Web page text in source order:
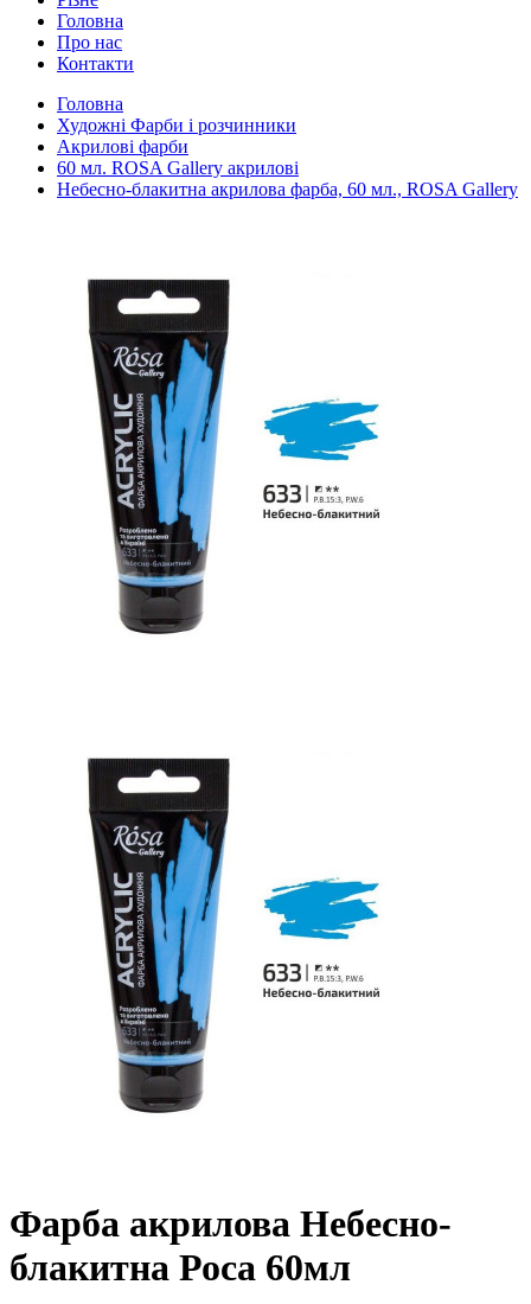
Головна
Про нас
Контакти
Головна
Художні Фарби і розчинники
Акрилові фарби
60 мл. ROSA Gallery акрилові
Небесно-блакитна акрилова фарба, 60 мл., ROSA Gallery
Фарба акрилова Небесно-
блакитна Роса 60мл